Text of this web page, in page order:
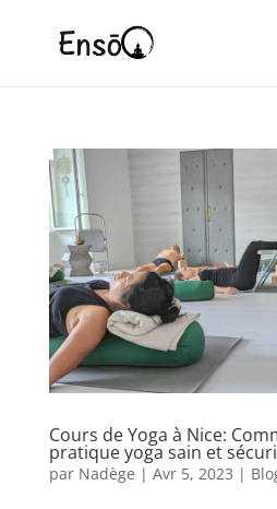
Cours de Yoga à Nice:
pratique yoga sain et
par Nadège | Avr 5, 2023 |